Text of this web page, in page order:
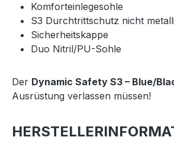
Komforteinlegesohle
S3 Durchtrittschutz nicht
Sicherheitskappe
Duo Nitril/PU-Sohle
Der Dynamic Safety S3 – Blue/
Ausrüstung verlassen müssen!